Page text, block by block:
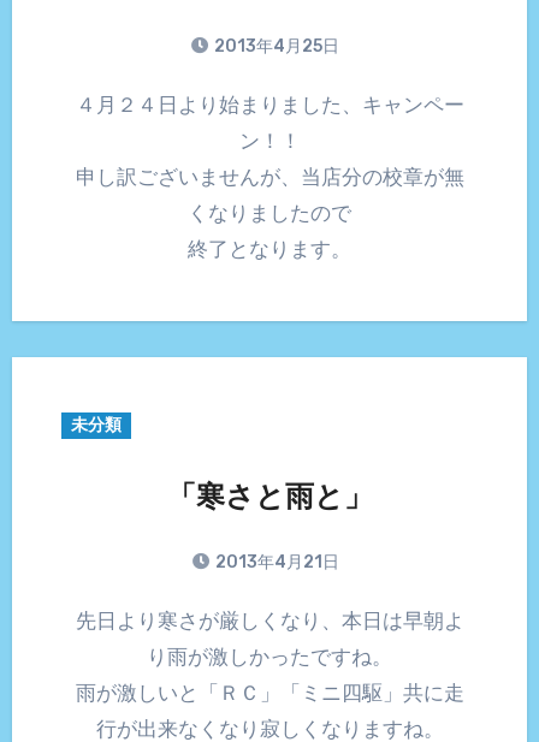
2013年4月25日
４月２４日より始まりました、キャンペー
ン！！
申し訳ございませんが、当店分の校章が無
くなりましたので
終了となります。
未分類
「寒さと雨と」
2013年4月21日
先日より寒さが厳しくなり、本日は早朝よ
り雨が激しかったですね。
雨が激しいと「ＲＣ」「ミニ四駆」共に走
行が出来なくなり寂しくなりますね。